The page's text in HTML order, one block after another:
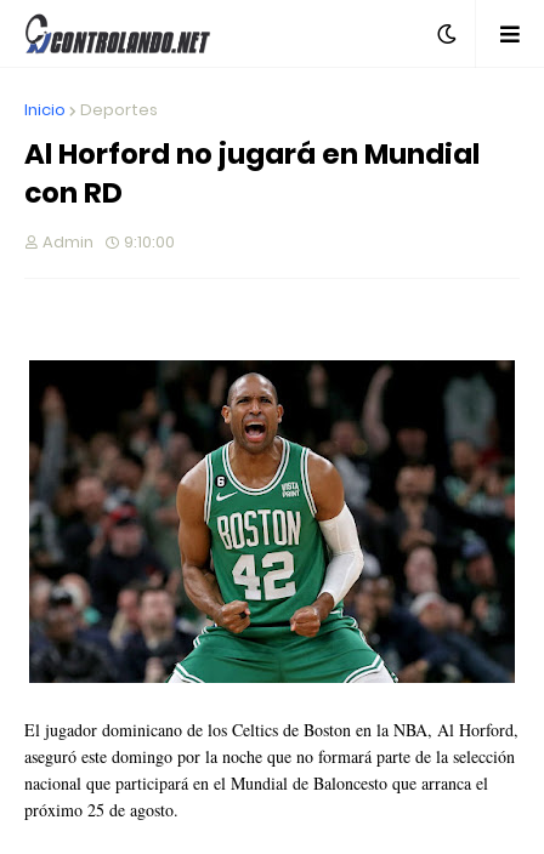
Inicio Deportes
Al Horford no jugará en Mundial
con RD
Admin 9:10:00
El jugador dominicano de los Celtics de Boston en la NBA, Al Horford,
aseguró este domingo por la noche que no formará parte de la selección
nacional que participará en el Mundial de Baloncesto que arranca el
próximo 25 de agosto.